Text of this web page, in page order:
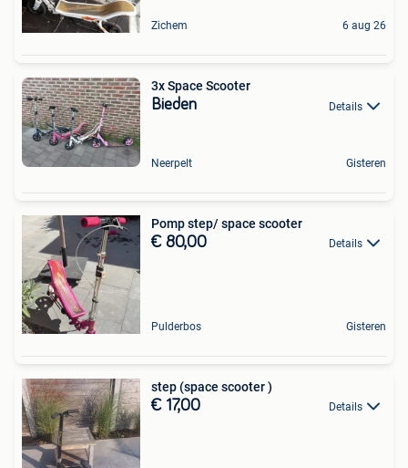
Zichem 6 aug 26
3x Space Scooter
Bieden Details
Neerpelt Gisteren
Pomp step/ space scooter
€ 80,00 Details
Pulderbos Gisteren
step (space scooter )
€ 17,00 Details